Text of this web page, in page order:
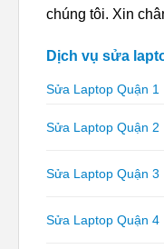
chúng tôi. Xin
Dịch vụ sửa
Sửa Laptop Quận 1
Sửa Laptop Quận 2
Sửa Laptop Quận 3
Sửa Laptop Quận 4